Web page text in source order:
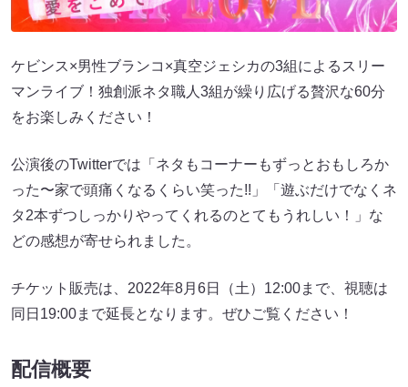
ケビンス×男性ブランコ×真空ジェシカの3組によるスリー
マンライブ！独創派ネタ職人3組が繰り広げる贅沢な60分
をお楽しみください！
公演後のTwitterでは「ネタもコーナーもずっとおもしろか
った〜家で頭痛くなるくらい笑った!!」「遊ぶだけでなくネ
タ2本ずつしっかりやってくれるのとてもうれしい！」な
どの感想が寄せられました。
チケット販売は、2022年8月6日（土）12:00まで、視聴は
同日19:00まで延長となります。ぜひご覧ください！
配信概要